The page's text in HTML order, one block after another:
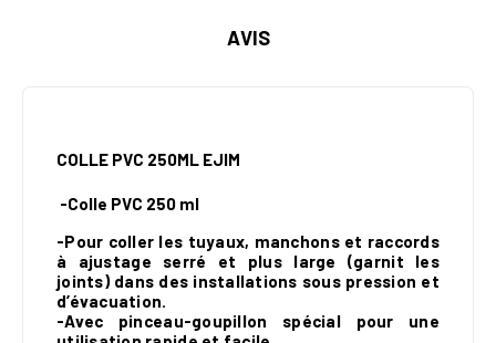
AVIS
COLLE PVC 250ML EJIM
-Colle PVC 250 ml
-Pour coller les tuyaux, manchons et raccords
à ajustage serré et plus large (garnit les
joints) dans des installations sous pression et
d’évacuation.
-Avec pinceau-goupillon spécial pour une